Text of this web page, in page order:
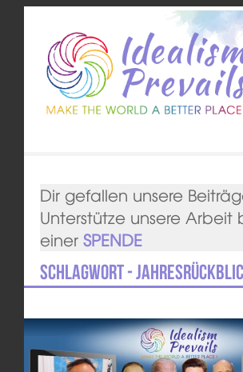
Dir gefallen unsere
Unterstütze unsere Arbeit
einer SPENDE
Schlagwort -